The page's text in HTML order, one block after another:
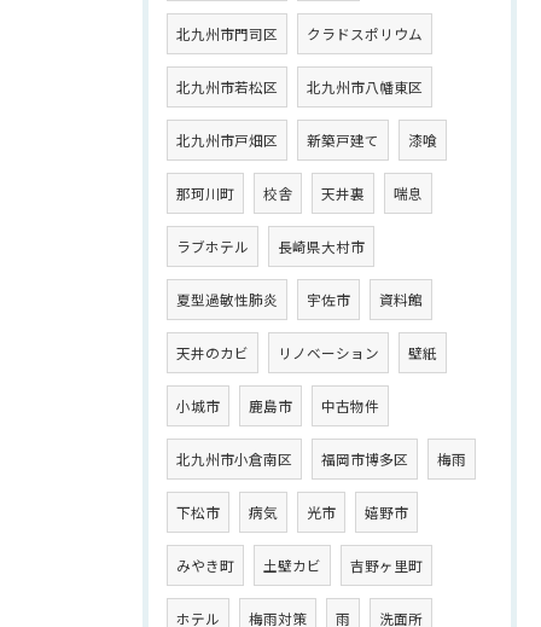
北九州市門司区 クラドスポリウム
北九州市若松区 北九州市八幡東区
北九州市戸畑区 新築戸建て 漆喰
那珂川町 校舎 天井裏 喘息
ラブホテル 長崎県大村市
夏型過敏性肺炎 宇佐市 資料館
天井のカビ リノベーション 壁紙
小城市 鹿島市 中古物件
北九州市小倉南区 福岡市博多区 梅雨
下松市 病気 光市 嬉野市
みやき町 土壁カビ 吉野ヶ里町
ホテル 梅雨対策 雨 洗面所